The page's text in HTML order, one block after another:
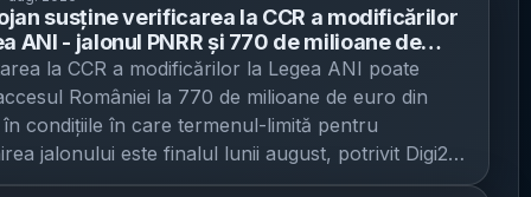
susține verificarea la CCR a modificărilor
ANI - jalonul PNRR și 770 de milioane de
risc dacă legea întârzie
la CCR a modificărilor la Legea ANI poate
României la 770 de milioane de euro din
în condițiile în care termenul-limită pentru
jalonului este finalul lunii august, potrivit Digi24 .
interimar Ilie Bolojan spune că verificarea